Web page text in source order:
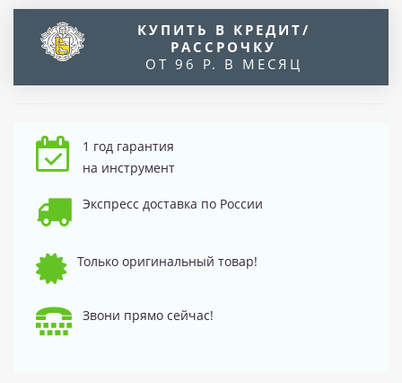
КУПИТЬ В КРЕДИТ/
РАССРОЧКУ
ОТ 96 Р. В МЕСЯЦ
1 год гарантия
на инструмент
Экспресс доставка по России
Только оригинальный товар!
Звони прямо сейчас!